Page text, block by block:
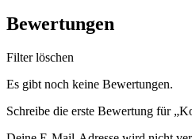
Bewertungen
Filter löschen
Es gibt noch keine Bewertungen.
Schreibe die erste Bewertung für